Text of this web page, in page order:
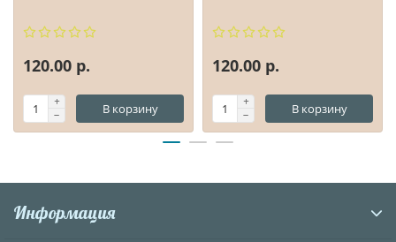
120.00 р.
В корзину
120.00 р.
В корзину
Информация